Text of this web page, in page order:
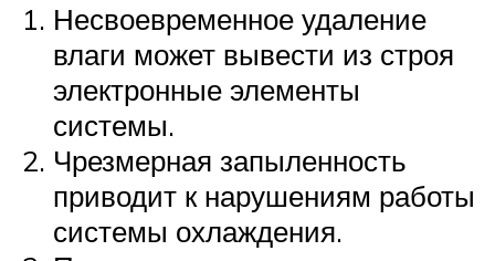
Несвоевременное удаление
влаги может вывести из строя
электронные элементы
системы.
Чрезмерная запыленность
приводит к нарушениям работы
системы охлаждения.